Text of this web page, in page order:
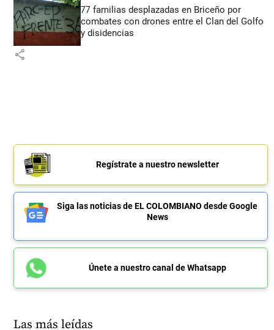
77 familias desplazadas en Briceño por
combates con drones entre el Clan del Golfo
y disidencias
share
Regístrate a nuestro newsletter
Siga las noticias de EL COLOMBIANO desde Google
News
Únete a nuestro canal de Whatsapp
Las más leídas